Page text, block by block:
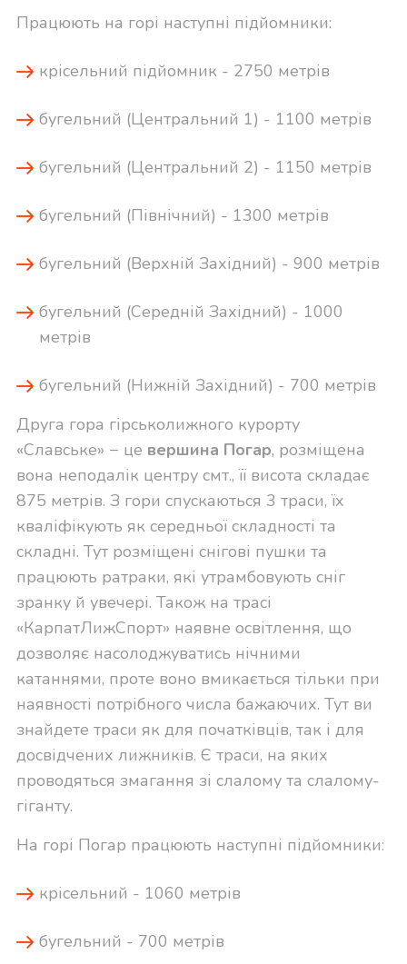
Працюють на горі наступні підйомники:
крісельний підйомник - 2750 метрів
бугельний (Центральний 1) - 1100 метрів
бугельний (Центральний 2) - 1150 метрів
бугельний (Північний) - 1300 метрів
бугельний (Верхній Західний) - 900 метрів
бугельний (Середній Західний) - 1000
метрів
бугельний (Нижній Західний) - 700 метрів
Друга гора гірськолижного курорту
«Славське» − це вершина Погар, розміщена
вона неподалік центру смт., її висота складає
875 метрів. З гори спускаються 3 траси, їх
кваліфікують як середньої складності та
складні. Тут розміщені снігові пушки та
працюють ратраки, які утрамбовують сніг
зранку й увечері. Також на трасі
«КарпатЛижСпорт» наявне освітлення, що
дозволяє насолоджуватись нічними
катаннями, проте воно вмикається тільки при
наявності потрібного числа бажаючих. Тут ви
знайдете траси як для початківців, так і для
досвідчених лижників. Є траси, на яких
проводяться змагання зі слалому та слалому-
гіганту.
На горі Погар працюють наступні підйомники:
крісельний - 1060 метрів
бугельний - 700 метрів